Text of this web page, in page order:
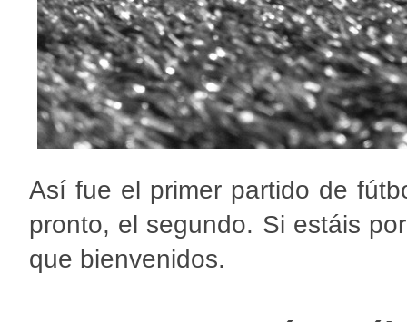
Así fue el primer partido de
pronto, el segundo. Si estáis
que bienvenidos.